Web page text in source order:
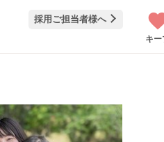
採用ご担当者様へ
キー